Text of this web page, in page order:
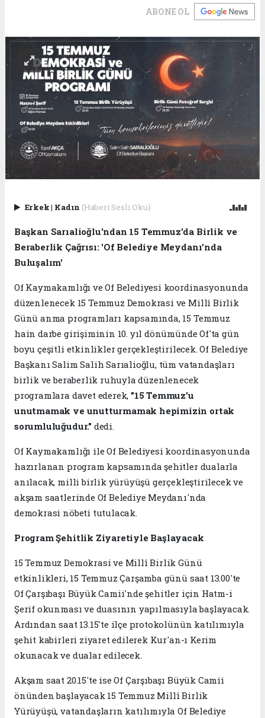
ABONE OL
Erkek| Kadın (Haberi Sesli Oku)
Başkan Sarıalioğlu'ndan 15 Temmuz'da Birlik ve
Beraberlik Çağrısı: 'Of Belediye Meydanı'nda
Buluşalım'
Of Kaymakamlığı ve Of Belediyesi koordinasyonunda
düzenlenecek 15 Temmuz Demokrasi ve Millî Birlik
Günü anma programları kapsamında, 15 Temmuz
hain darbe girişiminin 10. yıl dönümünde Of'ta gün
boyu çeşitli etkinlikler gerçekleştirilecek. Of Belediye
Başkanı Salim Salih Sarıalioğlu, tüm vatandaşları
birlik ve beraberlik ruhuyla düzenlenecek
programlara davet ederek, "15 Temmuz'u
unutmamak ve unutturmamak hepimizin ortak
sorumluluğudur." dedi.
Of Kaymakamlığı ile Of Belediyesi koordinasyonunda
hazırlanan program kapsamında şehitler dualarla
anılacak, milli birlik yürüyüşü gerçekleştirilecek ve
akşam saatlerinde Of Belediye Meydanı'nda
demokrasi nöbeti tutulacak.
Program Şehitlik Ziyaretiyle Başlayacak
15 Temmuz Demokrasi ve Millî Birlik Günü
etkinlikleri, 15 Temmuz Çarşamba günü saat 13.00'te
Of Çarşıbaşı Büyük Camii'nde şehitler için Hatm-i
Şerif okunması ve duasının yapılmasıyla başlayacak.
Ardından saat 13.15'te ilçe protokolünün katılımıyla
şehit kabirleri ziyaret edilerek Kur'an-ı Kerim
okunacak ve dualar edilecek.
Akşam saat 20.15'te ise Of Çarşıbaşı Büyük Camii
önünden başlayacak 15 Temmuz Millî Birlik
Yürüyüşü, vatandaşların katılımıyla Of Belediye